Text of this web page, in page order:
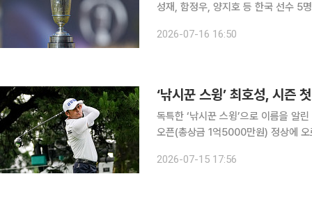
성재, 함정우, 양지호 등 한국 선수 5명
현지 회원인 매슈 볼드윈이 첫 티샷을
2026-07-16 16:50
‘낚시꾼 스윙’ 최호성, 시즌
독특한 ‘낚시꾼 스윙’으로 이름을 알
오픈(총상금 1억5000만원) 정상에 오르며 시즌 첫 승
를 쳤다. 최종 합계 8언더파 136타
2026-07-15 17:56